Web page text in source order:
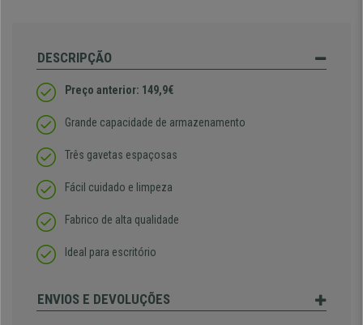
DESCRIPÇÃO
Preço anterior: 149,9€
Grande capacidade de armazenamento
Três gavetas espaçosas
Fácil cuidado e limpeza
Fabrico de alta qualidade
Ideal para escritório
ENVIOS E DEVOLUÇÕES